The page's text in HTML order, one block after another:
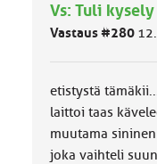
m
ä
k
k
a
Vs: Tuli
Vastaus #280
etistystä
laittoi taas
muutama
joka vaihteli